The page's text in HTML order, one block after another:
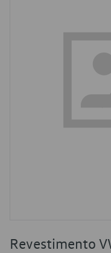
Revestimento